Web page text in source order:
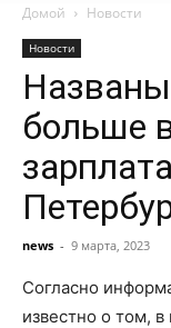
Домой Новости
Новости
больше
news - 9 марта, 2023
Согласно
известно о том,